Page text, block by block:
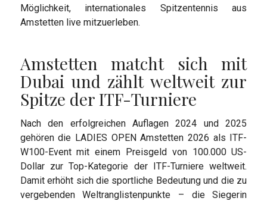
Möglichkeit, internationales Spitzentennis aus
Amstetten live mitzuerleben.
Amstetten matcht sich mit
Dubai und zählt weltweit zur
Spitze der ITF-Turniere
Nach den erfolgreichen Auflagen 2024 und 2025
gehören die LADIES OPEN Amstetten 2026 als ITF-
W100-Event mit einem Preisgeld von 100.000 US-
Dollar zur Top-Kategorie der ITF-Turniere weltweit.
Damit erhöht sich die sportliche Bedeutung und die zu
vergebenden Weltranglistenpunkte – die Siegerin